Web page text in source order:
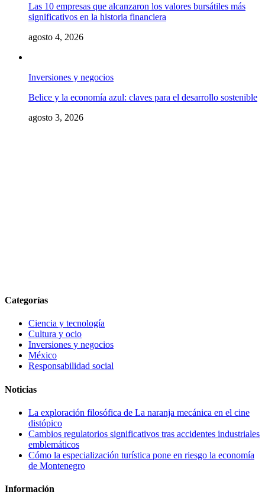
Las 10 empresas que alcanzaron los valores bursátiles más
significativos en la historia financiera
agosto 4, 2026
Inversiones y negocios
Belice y la economía azul: claves para el desarrollo sostenible
agosto 3, 2026
Categorías
Ciencia y tecnología
Cultura y ocio
Inversiones y negocios
México
Responsabilidad social
Noticias
La exploración filosófica de La naranja mecánica en el cine
distópico
Cambios regulatorios significativos tras accidentes industriales
emblemáticos
Cómo la especialización turística pone en riesgo la economía
de Montenegro
Información